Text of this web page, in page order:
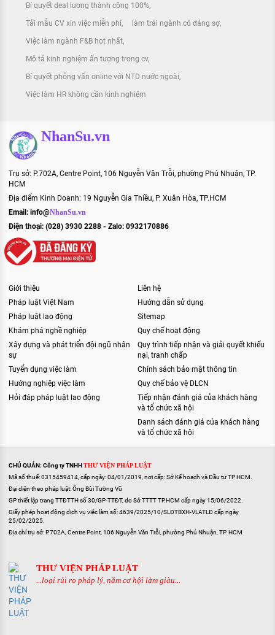
Bí quyết deal lương thành công 100%
Tải mẫu CV xin việc miễn phí làm trái ngành có đáng sợ
Việc làm ngành F&B hot nhất
Mô tả kinh nghiệm ấn tượng trong cv
Bí quyết phỏng vấn online với NTD nước ngoài
Việc làm HR không cần kinh nghiệm
NhanSu.vn
Trụ sở: P.702A, Centre Point, 106 Nguyễn Văn Trỗi, phường Phú Nhuận, TP.
HCM
Địa điểm Kinh Doanh: 19 Nguyễn Gia Thiều, P. Xuân Hòa, TP.HCM
Email: info@NhanSu.vn
Điện thoại: (028) 3930 2288 - Zalo: 0932170886
Giới thiệu
Pháp luật Việt Nam
Pháp luật lao động
Khám phá nghề nghiệp
Xây dựng và phát triển đội ngũ nhân
sự
Tuyển dụng việc làm
Hướng nghiệp việc làm
Hỏi đáp pháp luật lao động
Liên hệ
Hướng dẫn sử dụng
Sitemap
Quy chế hoạt động
Quy trình tiếp nhận và giải quyết khiếu
nại, tranh chấp
Chính sách bảo mật thông tin
Quy chế bảo vệ DLCN
Tiếp nhận đánh giá của khách hàng
và tổ chức xã hội
Danh sách đánh giá của khách hàng
và tổ chức xã hội
CHỦ QUẢN: Công ty TNHHTHƯ VIỆN PHÁP LUẬT
Mã số thuế: 0315459414, cấp ngày: 04/01/2019, nơi cấp: Sở Kế hoạch và Đầu tư TP HCM.
Đại diện theo pháp luật: Ông Bùi Tường Vũ
GP thiết lập trang TTĐTTH số 30/GP-TTĐT, do Sở TTTT TP.HCM cấp ngày 15/06/2022.
Giấy phép hoạt động dịch vụ việc làm số: 4639/2025/10/SLĐTBXH-VLATLĐ cấp ngày
25/02/2025.
Địa chỉ trụ sở: P.702A, Centre Point, 106 Nguyễn Văn Trỗi, phường Phú Nhuận, TP. HCM
THƯ VIỆN PHÁP LUẬT
...loại rủi ro pháp lý, nắm cơ hội làm giàu...